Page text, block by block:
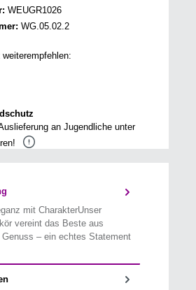
WEUGR1026
WG.05.02.2
an Jugendliche unter
mit CharakterUnser
vereint das Beste aus
Genuss – ein echtes Statement